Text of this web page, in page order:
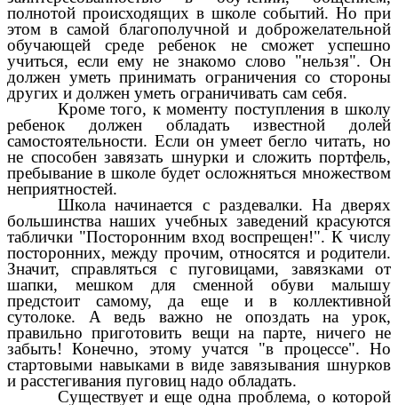
полнотой происходящих в школе событий. Но при
этом в самой благополучной и доброжелательной
обучающей среде ребенок не сможет успешно
учиться, если ему не знакомо слово "нельзя". Он
должен уметь принимать ограничения со стороны
других и должен уметь ограничивать сам себя.
Кроме того, к моменту поступления в школу
ребенок должен обладать известной долей
самостоятельности. Если он умеет бегло читать, но
не способен завязать шнурки и сложить портфель,
пребывание в школе будет осложняться множеством
неприятностей.
Школа начинается с раздевалки. На дверях
большинства наших учебных заведений красуются
таблички "Посторонним вход воспрещен!". К числу
посторонних, между прочим, относятся и родители.
Значит, справляться с пуговицами, завязками от
шапки, мешком для сменной обуви малышу
предстоит самому, да еще и в коллективной
сутолоке. А ведь важно не опоздать на урок,
правильно приготовить вещи на парте, ничего не
забыть! Конечно, этому учатся "в процессе". Но
стартовыми навыками в виде завязывания шнурков
и расстегивания пуговиц надо обладать.
Существует и еще одна проблема, о которой